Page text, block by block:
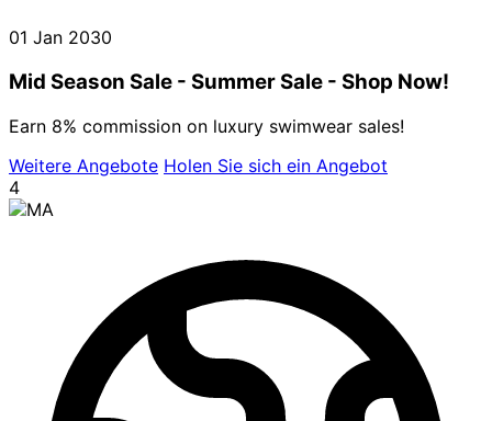
01 Jan 2030
Mid Season Sale - Summer Sale - Shop Now!
Earn 8% commission on luxury swimwear sales!
Weitere Angebote Holen Sie sich ein Angebot
4